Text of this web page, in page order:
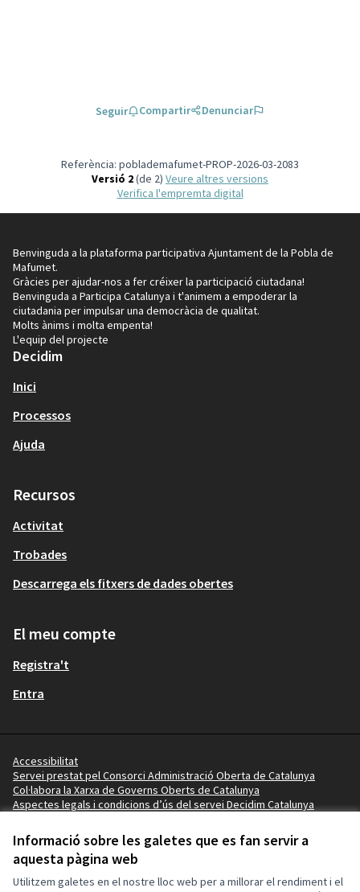
Informació sobre les galetes que es fan servir a
aquesta pàgina web
Utilitzem galetes en el nostre lloc web per a millorar el rendiment i el
Seguir Compartir Denunciar
Referència: poblademafumet-PROP-2026-03-2083
Versió 2(de 2)
veure altres versions
Verifica l'empremta digital
Benvinguda a la plataforma participativa Ajuntament de la Pobla de
Mafumet.
Gràcies per ajudar-nos a fer créixer la participació ciutadana!
Benvinguda a Participa Catalunya i t'animem a empoderar la
ciutadania per impulsar una democràcia de qualitat.
Molts ànims i molta empenta!
L'equip del projecte
Decidim
Inici
Processos
Ajuda
Recursos
Activitat
Trobades
Descarrega els fitxers de dades obertes
El meu compte
Registra't
Entra
Accessibilitat
Servei prestat pel Consorci Administració Oberta de Catalunya
Col·labora la Xarxa de Governs Oberts de Catalunya
Aspectes legals i condicions d’ús del servei Decidim Catalunya
Termes i condicions
Configuració de les galetes
Ajuntament de la Pobla de Mafumet a X
(Enllaç extern)
Ajuntament de la Pobla de Mafumet a Facebook
(Enllaç extern)
Ajuntament de la Pobla de Mafumet a Instagram
(Enllaç extern)
Ajuntament de la Pobla de Mafumet a YouTube
(Enllaç extern)
Ajuntament de la Pobla de Mafumet a GitHub
(Enllaç extern)